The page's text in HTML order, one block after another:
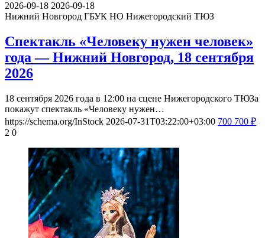
2026-09-18 2026-09-18
Нижний Новгород ГБУК НО Нижегородский ТЮЗ
Спектакль «Человеку нужен человек»
года — Нижний Новгород, 18 сентября
2026
18 сентября 2026 года в 12:00 на сцене Нижегородского ТЮЗа
покажут спектакль «Человеку нужен…
https://schema.org/InStock 2026-07-31T03:22:00+03:00 700 700 ₽
2 0